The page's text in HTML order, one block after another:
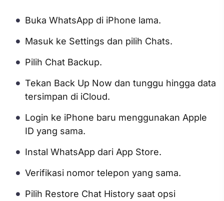
Buka WhatsApp di iPhone lama.
Masuk ke Settings dan pilih Chats.
Pilih Chat Backup.
Tekan Back Up Now dan tunggu hingga data
tersimpan di iCloud.
Login ke iPhone baru menggunakan Apple
ID yang sama.
Instal WhatsApp dari App Store.
Verifikasi nomor telepon yang sama.
Pilih Restore Chat History saat opsi